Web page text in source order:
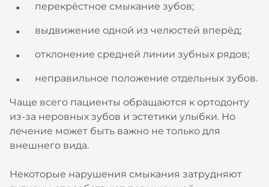
перекрёстное смыкание зубов;
выдвижение одной из челюстей вперёд;
отклонение средней линии зубных рядов;
неправильное положение отдельных зубов.
Чаще всего пациенты обращаются к ортодонту
из-за неровных зубов и эстетики улыбки. Но
лечение может быть важно не только для
внешнего вида.
Некоторые нарушения смыкания затрудняют